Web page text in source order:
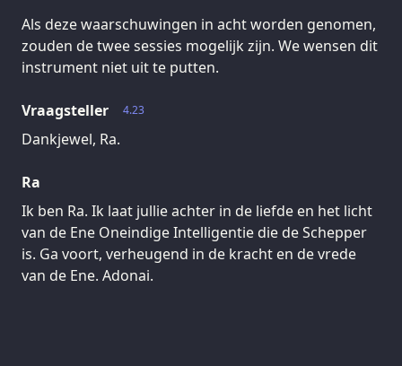
Als deze waarschuwingen in acht worden genomen,
zouden de twee sessies mogelijk zijn. We wensen dit
instrument niet uit te putten.
4.23
Vraagsteller
Dankjewel, Ra.
Ra
Ik ben Ra. Ik laat jullie achter in de liefde en het licht
van de Ene Oneindige Intelligentie die de Schepper
is. Ga voort, verheugend in de kracht en de vrede
van de Ene. Adonai.